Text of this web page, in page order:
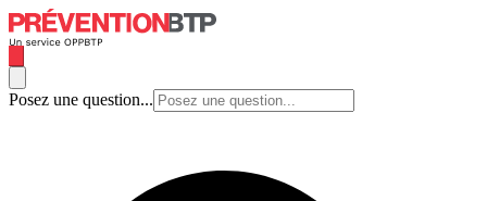
Posez une question...